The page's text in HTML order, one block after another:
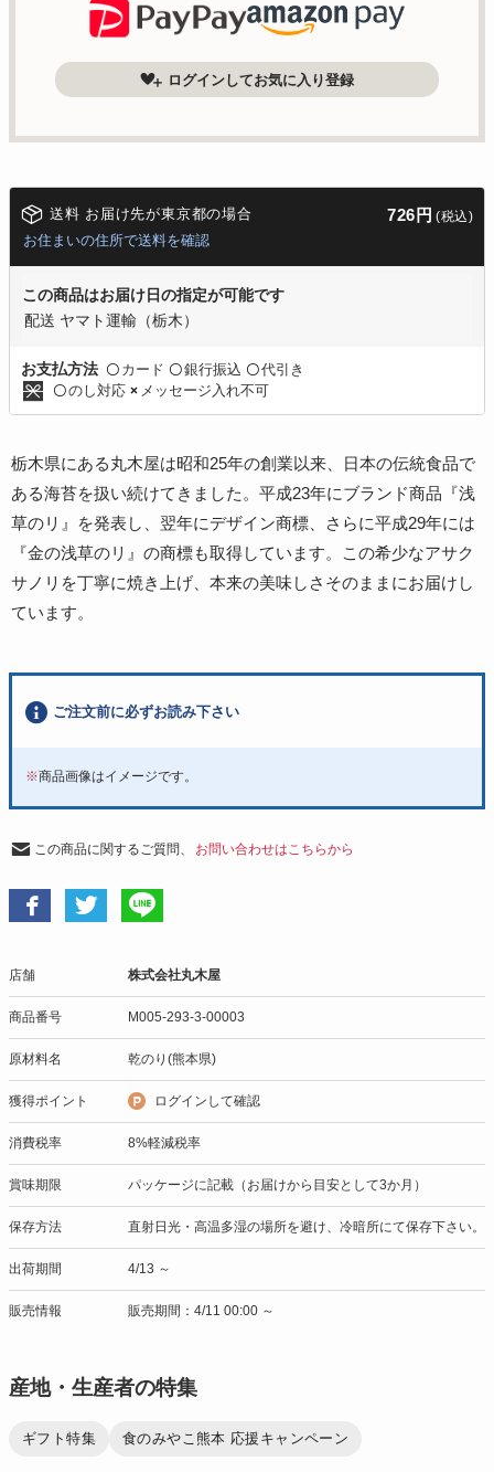
ログインしてお気に入り登録
送料 お届け先が東京都の場合 726円 (税込)
お住まいの住所で送料を確認
この商品はお届け日の指定が可能です
配送 ヤマト運輸（栃木）
お支払方法 〇 カード 〇銀行振込 〇代引き
〇のし対応 × メッセージ入れ不可
栃木県にある丸木屋は昭和25年の創業以来、日本の伝統食品で
ある海苔を扱い続けてきました。平成23年にブランド商品『浅
草のリ』を発表し、翌年にデザイン商標、さらに平成29年には
『金の浅草のリ』の商標も取得しています。この希少なアサク
サノリを丁寧に焼き上げ、本来の美味しさそのままにお届けし
ています。
ご注文前に必ずお読み下さい
※商品画像はイメージです。
この商品に関するご質問、 お問い合わせはこちらから
店舗 株式会社丸木屋
商品番号 M005-293-3-00003
原材料名 乾のり(熊本県)
獲得ポイント ログインして確認
消費税率 8%軽減税率
賞味期限 パッケージに記載（お届けから目安として3か月）
保存方法 直射日光・高温多湿の場所を避け、冷暗所にて保存下さい。
出荷期間 4/13 ～
販売情報 販売期間：4/11 00:00 ～
産地・生産者の特集
ギフト特集 食のみやこ熊本 応援キャンペーン